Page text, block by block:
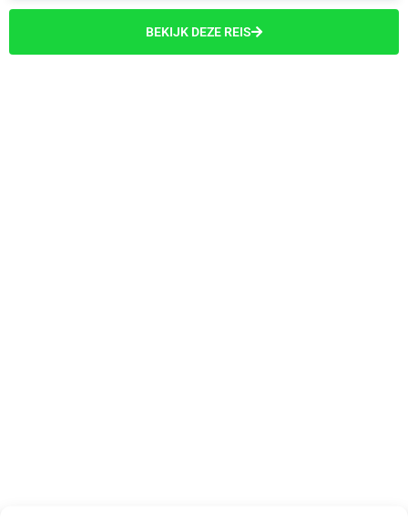
BEKIJK DEZE REIS